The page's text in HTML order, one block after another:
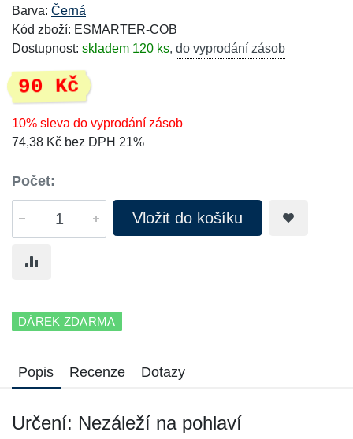
Barva: Černá
Kód zboží: ESMARTER-COB
Dostupnost: skladem 120 ks, do vyprodání zásob
90 Kč
10% sleva do vyprodání zásob
74,38 Kč bez DPH 21%
Počet:
Vložit do košíku
DÁREK ZDARMA
Popis Recenze Dotazy
Určení: Nezáleží na pohlaví